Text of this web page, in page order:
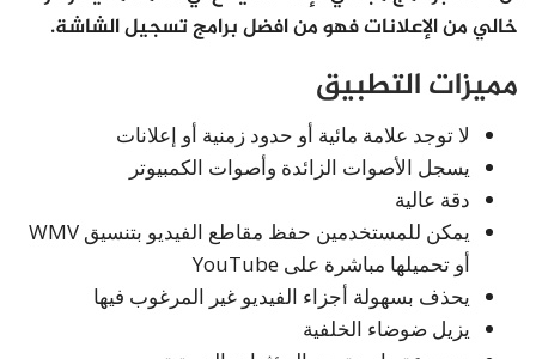
خالي من الإعلانات فهو من افضل برامج تسجيل الشاشة.
مميزات التطبيق
لا توجد علامة مائية أو حدود زمنية أو إعلانات
يسجل الأصوات الزائدة وأصوات الكمبيوتر
دقة عالية
يمكن للمستخدمين حفظ مقاطع الفيديو بتنسيق WMV
أو تحميلها مباشرة على YouTube
يحذف بسهولة أجزاء الفيديو غير المرغوب فيها
يزيل ضوضاء الخلفية